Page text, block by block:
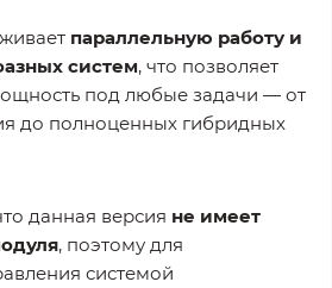
параллельную работу и
систем, что позволяет
под любые задачи — от
до полноценных гибридных
данная версия не имеет
, поэтому для
системой